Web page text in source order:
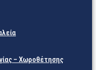
– Χωροθέτησης